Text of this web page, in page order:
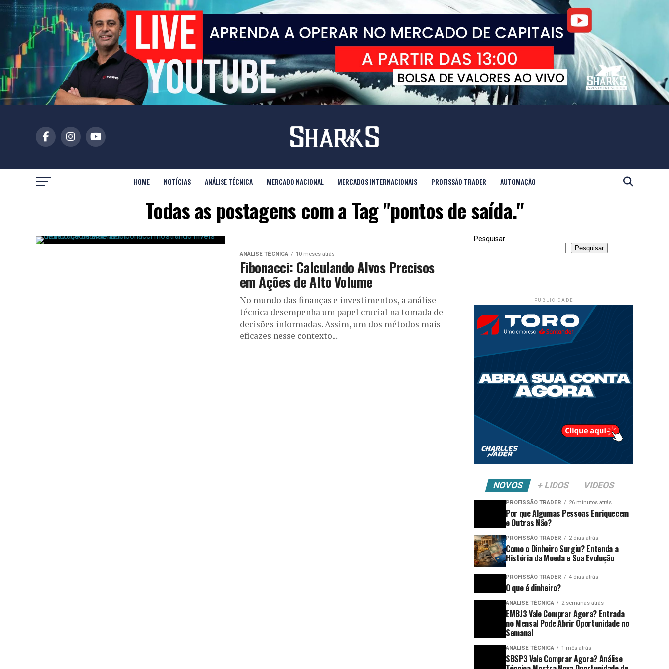
HOME NOTÍCIAS ANÁLISE TÉCNICA MERCADO NACIONAL MERCADOS INTERNACIONAIS PROFISSÃO TRADER AUTOMAÇÃO
Todas as postagens com a Tag "pontos de saída."
ANÁLISE TÉCNICA 10 meses atrás
Fibonacci: Calculando Alvos Precisos
em Ações de Alto Volume
No mundo das finanças e investimentos, a análise
técnica desempenha um papel crucial na tomada de
decisões informadas. Assim, um dos métodos mais
eficazes nesse contexto...
Pesquisar
Pesquisar
PUBLICIDADE
NOVOS + LIDOS VIDEOS
PROFISSÃO TRADER 26 minutos atrás
Por que Algumas Pessoas Enriquecem
e Outras Não?
PROFISSÃO TRADER 2 dias atrás
Como o Dinheiro Surgiu? Entenda a
História da Moeda e Sua Evolução
PROFISSÃO TRADER 4 dias atrás
O que é dinheiro?
ANÁLISE TÉCNICA 2 semanas atrás
EMBJ3 Vale Comprar Agora? Entrada
no Mensal Pode Abrir Oportunidade no
Semanal
ANÁLISE TÉCNICA 1 mês atrás
SBSP3 Vale Comprar Agora? Análise